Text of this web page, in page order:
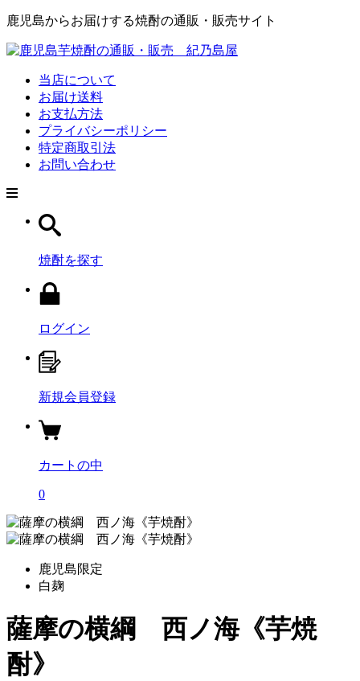
鹿児島からお届けする焼酎の通販・販売サイト
当店について
お届け送料
お支払方法
プライバシーポリシー
特定商取引法
お問い合わせ
焼酎を探す
ログイン
新規会員登録
カートの中
0
鹿児島限定
白麹
薩摩の横綱 西ノ海《芋焼
酎》